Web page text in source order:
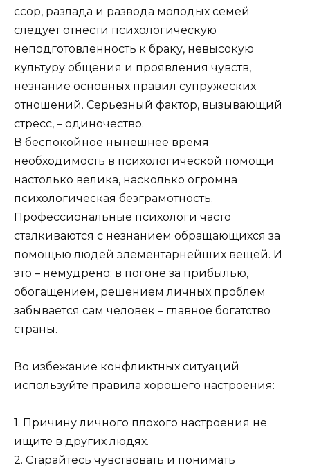
ссор, разлада и развода молодых семей
следует отнести психологическую
неподготовленность к браку, невысокую
культуру общения и проявления чувств,
незнание основных правил супружеских
отношений. Серьезный фактор, вызывающий
стресс, – одиночество.
В беспокойное нынешнее время
необходимость в психологической помощи
настолько велика, насколько огромна
психологическая безграмотность.
Профессиональные психологи часто
сталкиваются с незнанием обращающихся за
помощью людей элементарнейших вещей. И
это – немудрено: в погоне за прибылью,
обогащением, решением личных проблем
забывается сам человек – главное богатство
страны.
Во избежание конфликтных ситуаций
используйте правила хорошего настроения:
1. Причину личного плохого настроения не
ищите в других людях.
2. Старайтесь чувствовать и понимать